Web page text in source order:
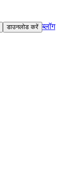
डाउनलोड करें ब्लॉग